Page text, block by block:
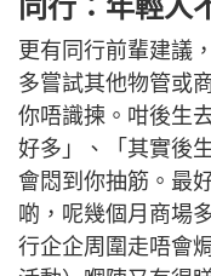
更有同行前輩建議
多嘗試其他物管或
你唔識揀。咁後生
好多」、「其實後
會悶到你抽筋。最
啲，呢幾個月商場
行企企周圍走唔會